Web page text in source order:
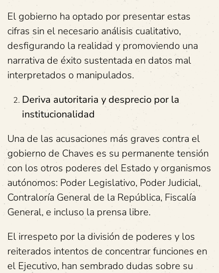
El gobierno ha optado por presentar estas
cifras sin el necesario análisis cualitativo,
desfigurando la realidad y promoviendo una
narrativa de éxito sustentada en datos mal
interpretados o manipulados.
Deriva autoritaria y desprecio por la
institucionalidad
Una de las acusaciones más graves contra el
gobierno de Chaves es su permanente tensión
con los otros poderes del Estado y organismos
autónomos: Poder Legislativo, Poder Judicial,
Contraloría General de la República, Fiscalía
General, e incluso la prensa libre.
El irrespeto por la división de poderes y los
reiterados intentos de concentrar funciones en
el Ejecutivo, han sembrado dudas sobre su